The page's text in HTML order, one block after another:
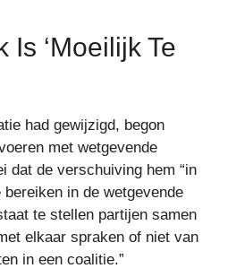
Is ‘moeilijk Te
had gewijzigd, begon
met wetgevende
dat de verschuiving hem “in
in de wetgevende
te stellen partijen samen
elkaar spraken of niet van
in een coalitie.”